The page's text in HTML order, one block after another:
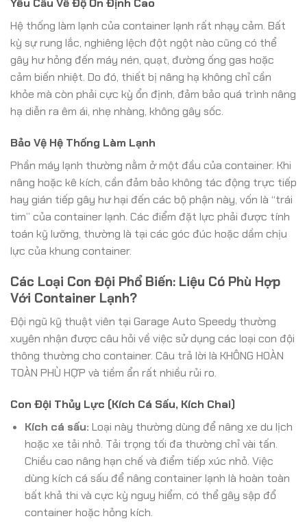
Yêu Cầu Về Độ Ổn Định Cao
Hệ thống làm lạnh của container lạnh rất nhạy cảm. Bất
kỳ sự rung lắc, nghiêng lệch đột ngột nào cũng có thể
gây hư hỏng đến máy nén, quạt, đường ống gas hoặc
cảm biến nhiệt. Do đó, thiết bị nâng hạ không chỉ cần
khỏe mà còn phải cực kỳ ổn định, đảm bảo quá trình nâng
hạ diễn ra êm ái, nhẹ nhàng, không gây sốc.
Bảo Vệ Hệ Thống Làm Lạnh
Phần máy lạnh thường nằm ở một đầu của container. Khi
nâng hoặc kê kích, cần đảm bảo không tác động trực tiếp
hay gián tiếp gây hư hại đến các bộ phận này, vốn là “trái
tim” của container lạnh. Các điểm đặt lực phải được tính
toán kỹ lưỡng, thường là tại các góc đúc hoặc dầm chịu
lực của khung container.
Các Loại Con Đội Phổ Biến: Liệu Có Phù Hợp
Với Container Lạnh?
Đội ngũ kỹ thuật viên tại Garage Auto Speedy thường
xuyên nhận được câu hỏi về việc sử dụng các loại con đội
thông thường cho container. Câu trả lời là KHÔNG HOÀN
TOÀN PHÙ HỢP và tiềm ẩn rất nhiều rủi ro.
Con Đội Thủy Lực (Kích Cá Sấu, Kích Chai)
Kích cá sấu: Loại này thường dùng để nâng xe du lịch
hoặc xe tải nhỏ. Tải trọng tối đa thường chỉ vài tấn.
Chiều cao nâng hạn chế và điểm tiếp xúc nhỏ. Việc
dùng kích cá sấu để nâng container lạnh là hoàn toàn
bất khả thi và cực kỳ nguy hiểm, có thể gây sập đổ
container hoặc hỏng kích.